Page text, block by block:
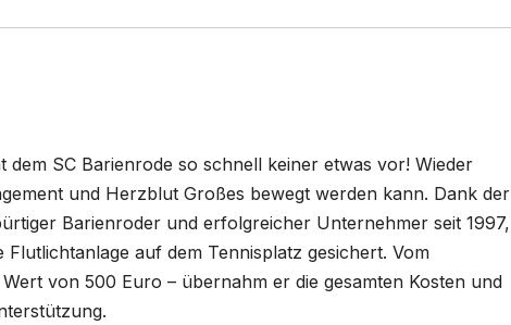
SC Barienrode so schnell keiner etwas vor! Wieder
und Herzblut Großes bewegt werden kann. Dank der
Barienroder und erfolgreicher Unternehmer seit 1997,
auf dem Tennisplatz gesichert. Vom
von 500 Euro – übernahm er die gesamten Kosten und